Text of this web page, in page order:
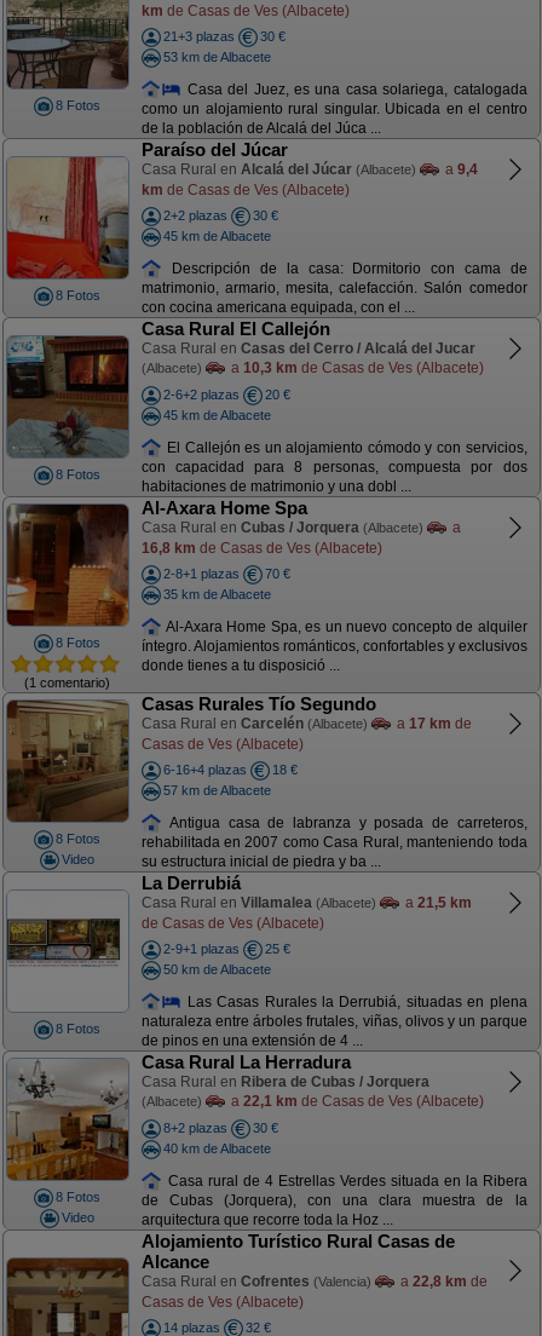
8 Fotos
km de Casas de Ves (Albacete)
21+3 plazas
30 €
53 km de Albacete
Casa del Juez, es una casa solariega, catalogada
como un alojamiento rural singular. Ubicada en el centro
de la población de Alcalá del Júca ...
8 Fotos
Paraíso del Júcar
Casa Rural en Alcalá del Júcar (Albacete) a 9,4
km de Casas de Ves (Albacete)
2+2 plazas
30 €
45 km de Albacete
Descripción de la casa: Dormitorio con cama de
matrimonio, armario, mesita, calefacción. Salón comedor
con cocina americana equipada, con el ...
8 Fotos
Casa Rural El Callejón
Casa Rural en Casas del Cerro / Alcalá del Jucar
(Albacete) a 10,3 km de Casas de Ves (Albacete)
2-6+2 plazas
20 €
45 km de Albacete
El Callejón es un alojamiento cómodo y con servicios,
con capacidad para 8 personas, compuesta por dos
habitaciones de matrimonio y una dobl ...
8 Fotos
(1 comentario)
Al-Axara Home Spa
Casa Rural en Cubas / Jorquera (Albacete)
a
16,8 km de Casas de Ves (Albacete)
2-8+1 plazas
70 €
35 km de Albacete
Al-Axara Home Spa, es un nuevo concepto de alquiler
íntegro. Alojamientos románticos, confortables y exclusivos
donde tienes a tu disposició ...
8 Fotos
Video
Casas Rurales Tío Segundo
Casa Rural en Carcelén (Albacete) a 17 km de
Casas de Ves (Albacete)
6-16+4 plazas
18 €
57 km de Albacete
Antigua casa de labranza y posada de carreteros,
rehabilitada en 2007 como Casa Rural, manteniendo toda
su estructura inicial de piedra y ba ...
8 Fotos
La Derrubiá
Casa Rural en Villamalea (Albacete) a 21,5 km
de Casas de Ves (Albacete)
2-9+1 plazas
25 €
50 km de Albacete
Las Casas Rurales la Derrubiá, situadas en plena
naturaleza entre árboles frutales, viñas, olivos y un parque
de pinos en una extensión de 4 ...
8 Fotos
Video
Casa Rural La Herradura
Casa Rural en Ribera de Cubas / Jorquera
(Albacete) a 22,1 km de Casas de Ves (Albacete)
8+2 plazas
30 €
40 km de Albacete
Casa rural de 4 Estrellas Verdes situada en la Ribera
de Cubas (Jorquera), con una clara muestra de la
arquitectura que recorre toda la Hoz ...
Alojamiento Turístico Rural Casas de
Alcance
Casa Rural en Cofrentes (Valencia) a 22,8 km de
Casas de Ves (Albacete)
14 plazas 32 €